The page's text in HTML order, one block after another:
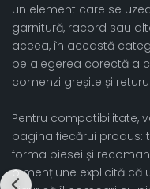
un element care se
garnitură, racord sau
aceea, în această
pe alegerea corectă a
comenzi greșite și
Pentru compatibilitate,
pagina fiecărui produs:
forma piesei și
o mențiune explicită că